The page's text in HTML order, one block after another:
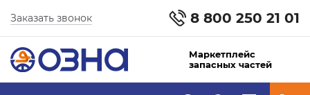
8 800 250 21 01
Заказать звонок
Маркетплейс
запасных частей